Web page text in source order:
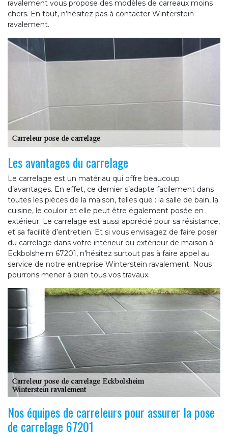
ravalement vous propose des modèles de carreaux moins
chers. En tout, n’hésitez pas à contacter Winterstein
ravalement.
Les avantages du carrelage
Le carrelage est un matériau qui offre beaucoup
d’avantages. En effet, ce dernier s’adapte facilement dans
toutes les pièces de la maison, telles que : la salle de bain, la
cuisine, le couloir et elle peut être également posée en
extérieur. Le carrelage est aussi apprécié pour sa résistance,
et sa facilité d’entretien. Et si vous envisagez de faire poser
du carrelage dans votre intérieur ou extérieur de maison à
Eckbolsheim 67201, n’hésitez surtout pas à faire appel au
service de notre entreprise Winterstein ravalement. Nous
pourrons mener à bien tous vos travaux.
Nos équipes de carreleurs pour assurer la pose
de carrelage 67201